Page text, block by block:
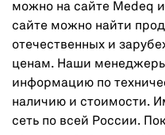
можно на сайте Medeq
сайте можно найти
отечественных и
ценам. Наши менеджеры
информацию по
наличию и стоимости.
сеть по всей России.